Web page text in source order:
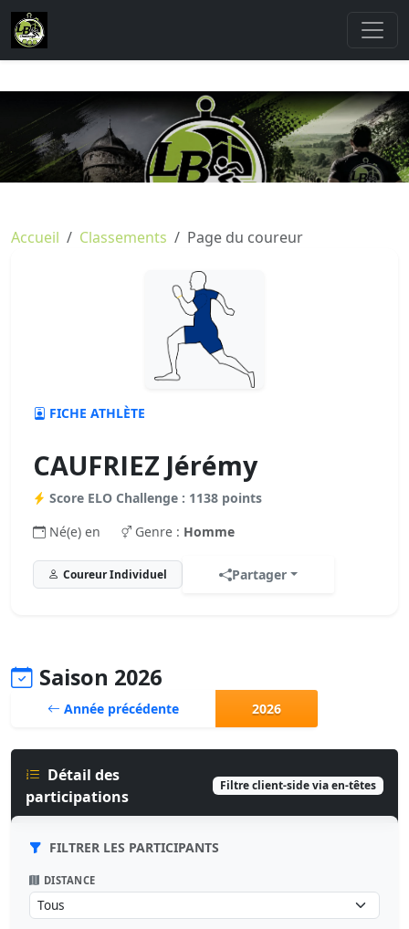
Accueil Classements Page du coureur
FICHE ATHLÈTE
CAUFRIEZ Jérémy
Score ELO Challenge : 1138 points
Né(e) en
Genre : Homme
Coureur Individuel Partager
Saison 2026
Année précédente 2026
Détail des
participations
Filtre client-side via en-têtes
FILTRER LES PARTICIPANTS
DISTANCE